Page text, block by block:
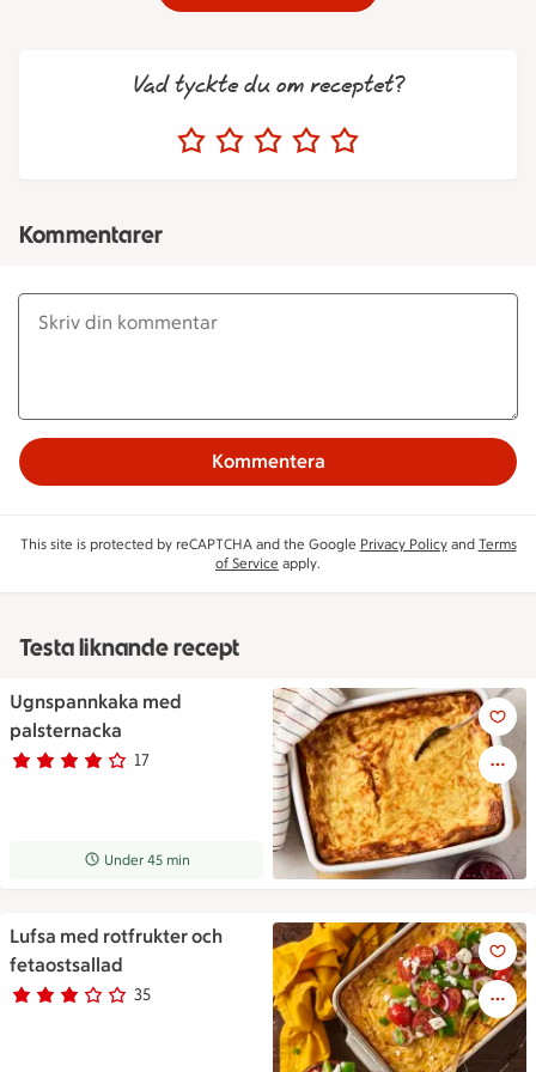
Vad tyckte du om receptet?
Kommentarer
Kommentera
This site is protected by reCAPTCHA and the Google Privacy Policyand Terms
of Service apply.
Testa liknande recept
Ugnspannkaka med
palsternacka
Betyg 4 av 5.
17
17 personer har röstat
Receptet tar Under 45 min att tillaga
Under 45 min
Porslinsform med
Lufsa med rotfrukter och
fetaostsallad
Betyg 2.8 av 5. 35
35 personer har röstat
Lufsa med rotfrukter och